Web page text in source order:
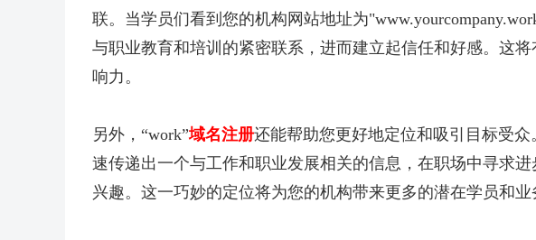
联。当学员们看到您的机构网站地址为
与职业教育和培训的紧密联系，进而建立起信任和好感。这
响力。
另外，“work”域名注册还能帮助您更好地定位和吸引目标受
速传递出一个与工作和职业发展相关的信息，在职场中寻求
兴趣。这一巧妙的定位将为您的机构带来更多的潜在学员和业